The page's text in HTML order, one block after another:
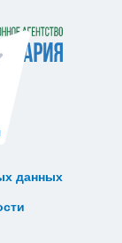
данных